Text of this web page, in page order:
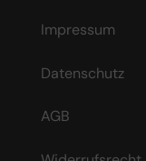
Impressum
Datenschutz
AGB